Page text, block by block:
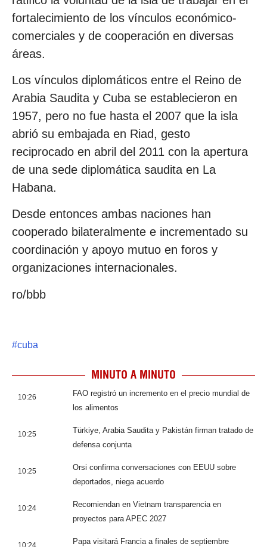
fortalecimiento de los vínculos económico-
comerciales y de cooperación en diversas
áreas.
Los vínculos diplomáticos entre el Reino de
Arabia Saudita y Cuba se establecieron en
1957, pero no fue hasta el 2007 que la isla
abrió su embajada en Riad, gesto
reciprocado en abril del 2011 con la apertura
de una sede diplomática saudita en La
Habana.
Desde entonces ambas naciones han
cooperado bilateralmente e incrementado su
coordinación y apoyo mutuo en foros y
organizaciones internacionales.
ro/bbb
#cuba
MINUTO A MINUTO
10:26
FAO registró un incremento en el precio mundial de
los alimentos
10:25
Türkiye, Arabia Saudita y Pakistán firman tratado de
defensa conjunta
10:25
Orsi confirma conversaciones con EEUU sobre
deportados, niega acuerdo
10:24
Recomiendan en Vietnam transparencia en
proyectos para APEC 2027
Papa visitará Francia a finales de septiembre